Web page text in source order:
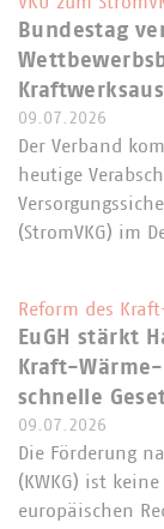
Bundestag
09.07.2026
Der Verband
heutige
(StromVKG) im
Reform des
EuGH stärkt
Kraft-
schnelle
09.07.2026
Die Förderung
(KWKG) ist
europäischen